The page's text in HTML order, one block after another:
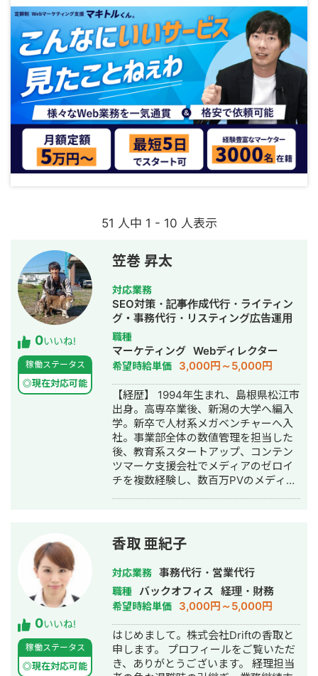
51 人中 1 - 10 人表示
0いいね!
稼働ステータス
◎現在対応可能
笠巻 昇太
対応業務
SEO対策・記事作成代行・ライティン
グ・事務代行・リスティング広告運用
代行・オウンドメディア制作・構築・
運用代行・AI活用
職種
マーケティング Webディレクター
希望時給単価 3,000円～5,000円
【経歴】 1994年生まれ、島根県松江市
出身。高専卒業後、新潟の大学へ編入
学。新卒で人材系メガベンチャーへ入
社。事業部全体の数値管理を担当した
後、教育系スタートアップ、コンテン
ツマーケ支援会社でメディアのゼロイ
チを複数経験し、数百万PVのメディア
ネルを横断した利益（LTV-ROAS）改
善を経験。 Web解析を軸に、集客→売
上→利益改善まで伴走します。
0いいね!
稼働ステータス
◎現在対応可能
香取 亜紀子
対応業務 事務代行・営業代行
職種 バックオフィス 経理・財務
希望時給単価 3,000円～5,000円
はじめまして。株式会社Driftの香取と
申します。 プロフィールをご覧いただ
き、ありがとうございます。 経理担当